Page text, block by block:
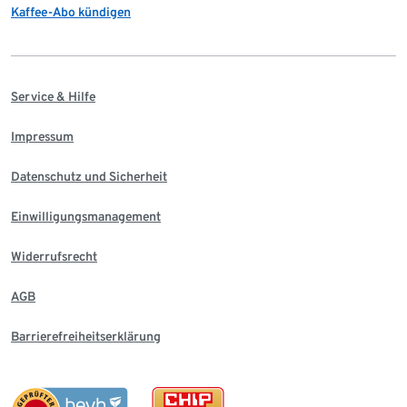
Kaffee-Abo kündigen
Service & Hilfe
Impressum
Datenschutz und Sicherheit
Einwilligungsmanagement
Widerrufsrecht
AGB
Barrierefreiheitserklärung